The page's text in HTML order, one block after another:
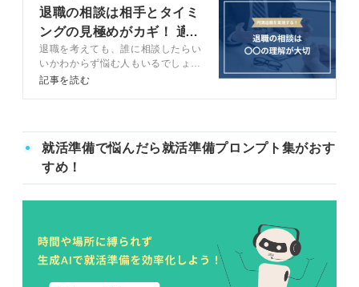
退職の相談は相手とタイミ
ングの見極めがカギ！ 適
切な切り出し方も
退職を考えても、誰に相談したらい
いかわからず悩む人もいるでしょ
う。この記事では、退職の相談をす
ズに退職できるよう準備をしましょ
う。
記事を読む
就活準備で悩んだら就活準備プロンプト集がおす
すめ！